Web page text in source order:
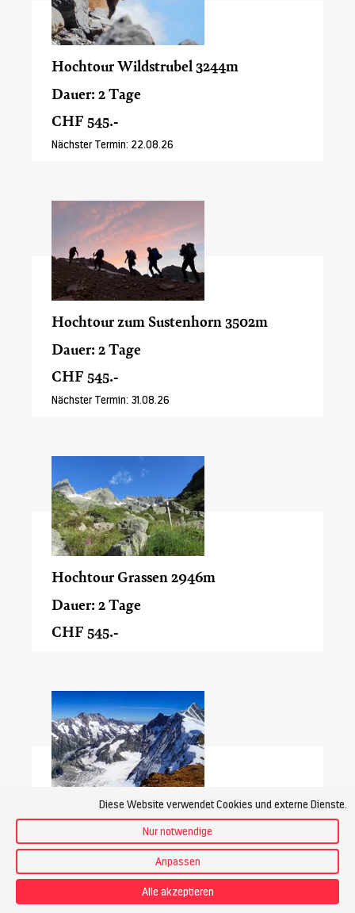
Hochtour Wildstrubel 3244m
Dauer: 2 Tage
CHF 545.-
Nächster Termin: 22.08.26
Hochtour zum Sustenhorn 3502m
Dauer: 2 Tage
CHF 545.-
Nächster Termin: 31.08.26
Hochtour Grassen 2946m
Dauer: 2 Tage
CHF 545.-
Hochtour Walcherhorn 3692m und
Louwihorn 3777m
CHF 565.-
Diese Website verwendet Cookies und externe Dienste.
Nur notwendige
Anpassen
Alle akzeptieren